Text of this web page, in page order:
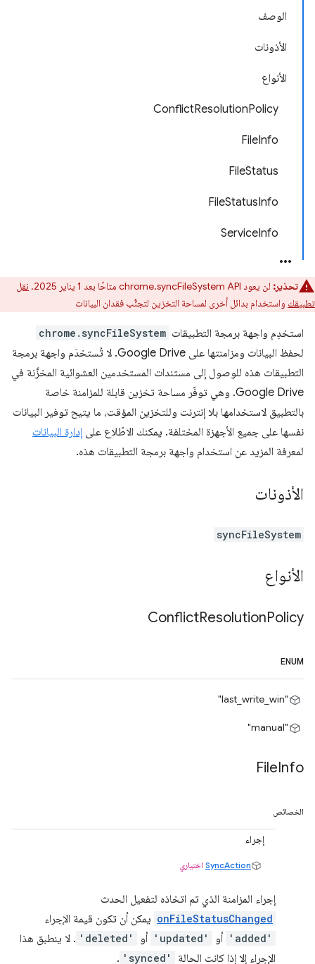
الوصف
الأذونات
الأنواع
ConflictResolutionPolicy
FileInfo
FileStatus
FileStatusInfo
ServiceInfo
تحذير: لن يعود chrome.syncFileSystem API متاحًا بعد 1 يناير 2025.
نقل
تطبيقك واستخدام بدائل أخرى لمساحة التخزين لتجنُّب فقدان البيانات
استخدِم واجهة برمجة التطبيقات chrome.syncFileSystem
لحفظ البيانات ومزامنتها على Google Drive. لا تُستخدَم واجهة برمجة
التطبيقات هذه للوصول إلى مستندات المستخدمين العشوائية المخزَّنة في
Google Drive. وهي توفّر مساحة تخزين قابلة للمزامنة خاصة
بالتطبيق لاستخدامها بلا إنترنت وللتخزين المؤقت، ما يتيح توفير البيانات
نفسها على جميع الأجهزة المختلفة. يمكنك الاطّلاع على إدارة البيانات
لمعرفة المزيد عن استخدام واجهة برمجة التطبيقات هذه.
الأذونات
syncFileSystem
الأنواع
ConflictResolutionPolicy
ENUM
"last_write_win"
"manual"
FileInfo
الخصائص
إجراء
SyncAction اختياري
إجراء المزامنة الذي تم اتخاذه لتفعيل الحدث
onFileStatusChanged يمكن أن تكون قيمة الإجراء
'added' أو 'updated' أو 'deleted' . لا ينطبق هذا
الإجراء إلا إذا كانت الحالة
'synced'
.